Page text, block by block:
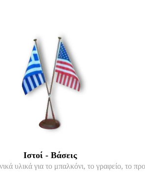
Ιστοί - Βάσεις
υλικά για το μπαλκόνι, το γραφείο, το